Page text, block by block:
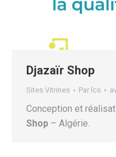
Djazaïr Shop
Sites Vitrines Par lcs
Conception et
Shop – Algérie.